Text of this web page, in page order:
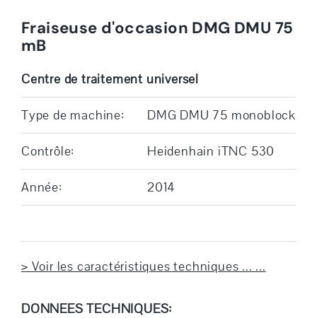
Fraiseuse d'occasion DMG DMU 75
mB
Centre de traitement universel
Type de machine: DMG DMU 75 monoblock
Contrôle: Heidenhain iTNC 530
Année: 2014
> Voir les caractéristiques techniques ... ...
DONNEES TECHNIQUES: